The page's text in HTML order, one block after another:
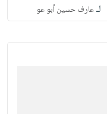
لـعارف حسين أبو عو